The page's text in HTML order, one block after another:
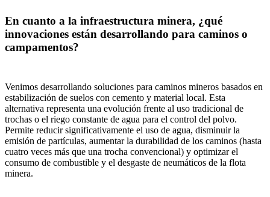
En cuanto a la infraestructura minera, ¿qué
innovaciones están desarrollando para caminos o
campamentos?
Venimos desarrollando soluciones para caminos mineros basados en
estabilización de suelos con cemento y material local. Esta
alternativa representa una evolución frente al uso tradicional de
trochas o el riego constante de agua para el control del polvo.
Permite reducir significativamente el uso de agua, disminuir la
emisión de partículas, aumentar la durabilidad de los caminos (hasta
cuatro veces más que una trocha convencional) y optimizar el
consumo de combustible y el desgaste de neumáticos de la flota
minera.